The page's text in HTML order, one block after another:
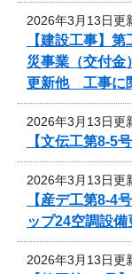
2026年3月13日更
【建設工事】
災事業（交付金
更新他 工事に
2026年3月13日更
【文伝工第8-5
2026年3月13日更
【産デ工第8-4
ップ24空調設備
2026年3月13日更